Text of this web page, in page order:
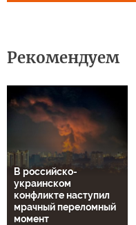
Рекомендуем
В российско-
украинском
конфликте наступил
мрачный переломный
момент